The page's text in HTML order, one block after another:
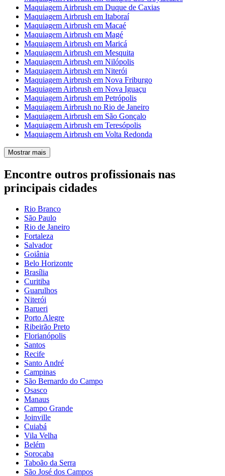
Maquiagem Airbrush em Duque de Caxias
Maquiagem Airbrush em Itaboraí
Maquiagem Airbrush em Macaé
Maquiagem Airbrush em Magé
Maquiagem Airbrush em Maricá
Maquiagem Airbrush em Mesquita
Maquiagem Airbrush em Nilópolis
Maquiagem Airbrush em Niterói
Maquiagem Airbrush em Nova Friburgo
Maquiagem Airbrush em Nova Iguaçu
Maquiagem Airbrush em Petrópolis
Maquiagem Airbrush no Rio de Janeiro
Maquiagem Airbrush em São Gonçalo
Maquiagem Airbrush em Teresópolis
Maquiagem Airbrush em Volta Redonda
Mostrar mais
Encontre outros profissionais nas
principais cidades
Rio Branco
São Paulo
Rio de Janeiro
Fortaleza
Salvador
Goiânia
Belo Horizonte
Brasília
Curitiba
Guarulhos
Niterói
Barueri
Porto Alegre
Ribeirão Preto
Florianópolis
Santos
Recife
Santo André
Campinas
São Bernardo do Campo
Osasco
Manaus
Campo Grande
Joinville
Cuiabá
Vila Velha
Belém
Sorocaba
Taboão da Serra
São José dos Campos